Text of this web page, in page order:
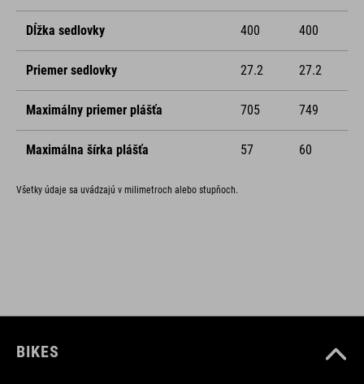
Dĺžka sedlovky 400 400
Priemer sedlovky 27.2 27.2
Maximálny priemer plášťa 705 749
Maximálna šírka plášťa 57 60
Všetky údaje sa uvádzajú v milimetroch alebo stupňoch.
BIKES